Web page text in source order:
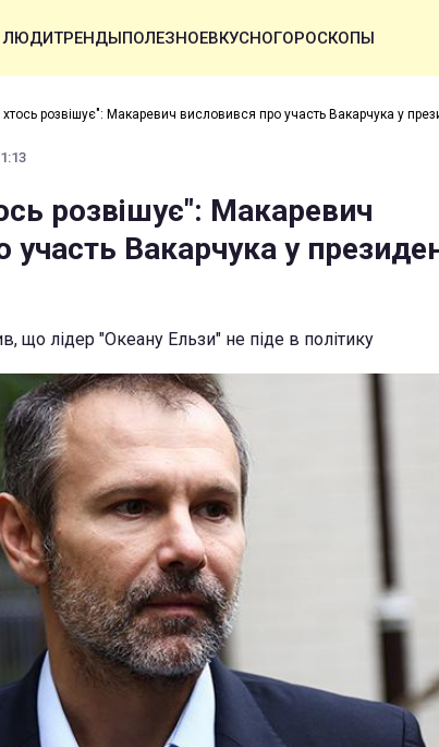
ЛЮДИТРЕНДЫПОЛЕЗНОЕВКУСНОГОРОСКОПЫ
розвішує": Макаревич висловився про участь Вакарчука у
розвішує": Макаревич
участь Вакарчука у
що лідер "Океану Ельзи" не піде в політику